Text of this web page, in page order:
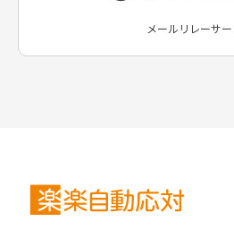
メールリレーサー